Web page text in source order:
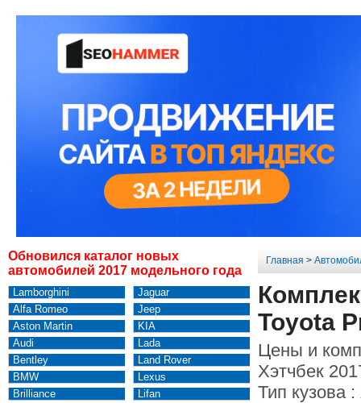
Обновился каталог новых
автомобилей 2017 модельного года
Lamborghini
Alfa Romeo
Aston Martin
Audi
Bentley
BMW
Brilliance
Jaguar
Jeep
KIA
Lada
Land Rover
Lexus
Lifan
Главная >
Toyota
Цены и
Хэтчбек
Тип кузова :